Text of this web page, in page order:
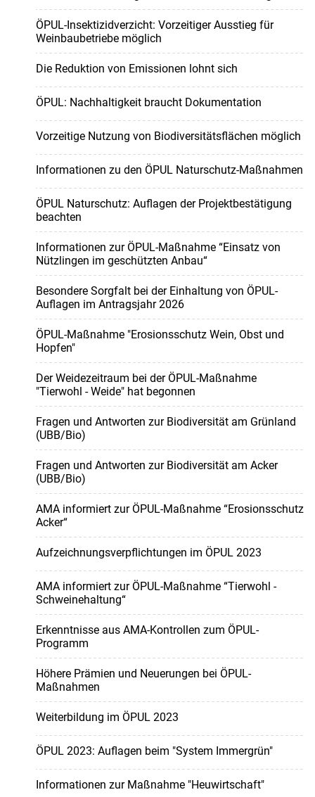
ÖPUL-Insektizidverzicht: Vorzeitiger Ausstieg für
Weinbaubetriebe möglich
Die Reduktion von Emissionen lohnt sich
ÖPUL: Nachhaltigkeit braucht Dokumentation
Vorzeitige Nutzung von Biodiversitätsflächen möglich
Informationen zu den ÖPUL Naturschutz-Maßnahmen
ÖPUL Naturschutz: Auflagen der Projektbestätigung
beachten
Informationen zur ÖPUL-Maßnahme “Einsatz von
Nützlingen im geschützten Anbau“
Besondere Sorgfalt bei der Einhaltung von ÖPUL-
Auflagen im Antragsjahr 2026
ÖPUL-Maßnahme "Erosionsschutz Wein, Obst und
Hopfen"
Der Weidezeitraum bei der ÖPUL-Maßnahme
"Tierwohl - Weide" hat begonnen
Fragen und Antworten zur Biodiversität am Grünland
(UBB/Bio)
Fragen und Antworten zur Biodiversität am Acker
(UBB/Bio)
AMA informiert zur ÖPUL-Maßnahme “Erosionsschutz
Acker“
Aufzeichnungsverpflichtungen im ÖPUL 2023
AMA informiert zur ÖPUL-Maßnahme “Tierwohl -
Schweinehaltung“
Erkenntnisse aus AMA-Kontrollen zum ÖPUL-
Programm
Höhere Prämien und Neuerungen bei ÖPUL-
Maßnahmen
Weiterbildung im ÖPUL 2023
ÖPUL 2023: Auflagen beim "System Immergrün"
Informationen zur Maßnahme "Heuwirtschaft"